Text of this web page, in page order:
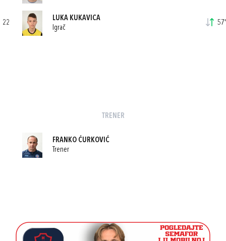
22
LUKA KUKAVICA
Igrač
57'
TRENER
FRANKO ĆURKOVIĆ
Trener